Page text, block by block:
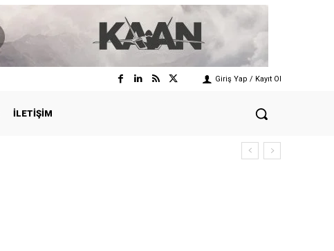
Giriş Yap / Kayıt Ol
İLETIŞIM